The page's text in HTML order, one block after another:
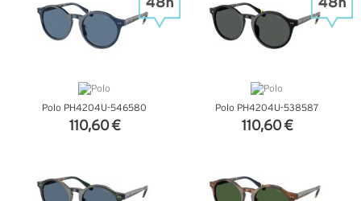
Polo PH4204U-546580
110,60 €
Polo PH4204U-538587
110,60 €